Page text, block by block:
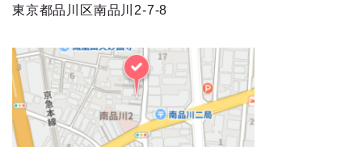
東京都品川区南品川2-7-8